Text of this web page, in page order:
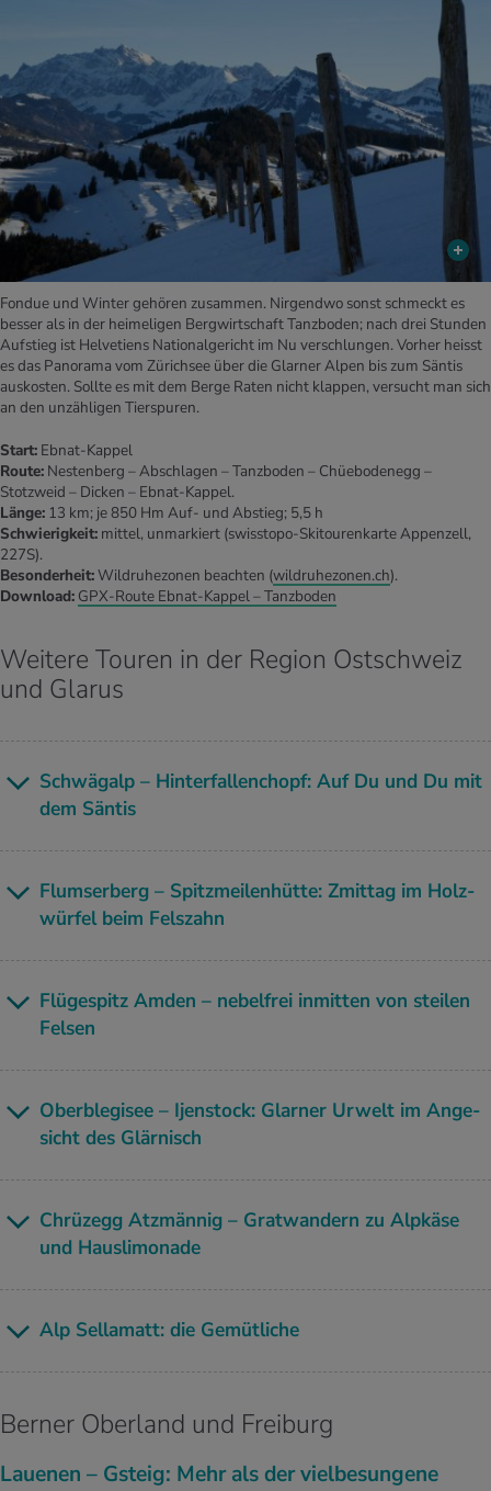
Fondue und Winter gehören zusammen. Nirgendwo sonst schmeckt es
besser als in der heimeligen Bergwirtschaft Tanzboden; nach drei Stunden
Aufstieg ist Helvetiens Nationalgericht im Nu verschlungen. Vorher heisst
es das Panorama vom Zürichsee über die Glarner Alpen bis zum Säntis
auskosten. Sollte es mit dem Berge Raten nicht klappen, versucht man sich
an den unzähligen Tierspuren.
Start: Ebnat-Kappel
Route: Nestenberg – Abschlagen – Tanzboden – Chüebodenegg –
Stotzweid – Dicken – Ebnat-Kappel.
Länge: 13 km; je 850 Hm Auf- und Abstieg; 5,5 h
Schwierigkeit: mittel, unmarkiert (swisstopo-Skitourenkarte Appenzell,
227S).
Besonderheit:Wildruhezonen beachten (wildruhezonen.ch).
Download: GPX-Route Ebnat-Kappel – Tanzboden
Weitere Touren in der Region Ostschweiz
und Glarus
Schwägalp – Hin­ter­fal­len­chopf: Auf Du und Du mit
dem Sän­tis
Flumser­berg – Spitz­mei­len­hüt­te: Zmit­tag im Holz­
wür­fel beim Fels­zahn
Flü­ge­spitz Amden – ne­bel­frei in­mit­ten von stei­len
Fel­sen
Ober­b­le­gi­see – Ijen­stock: Glar­ner Ur­welt im An­ge­
sicht des Glär­nisch
Chrü­zegg Atz­män­nig – Grat­wan­dern zu Alp­kä­se
und Haus­li­mo­na­de
Alp Sel­la­matt: die Ge­müt­li­che
Berner Oberland und Freiburg
Lau­e­nen – Gsteig: Mehr als der viel­be­sun­ge­ne